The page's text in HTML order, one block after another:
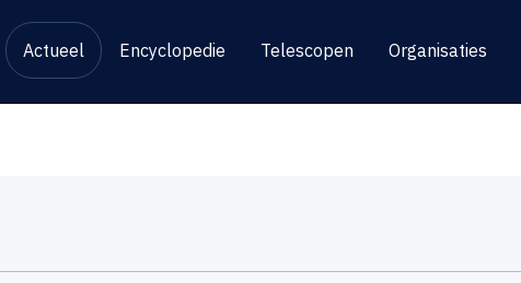
Actueel Encyclopedie Telescopen Organisaties